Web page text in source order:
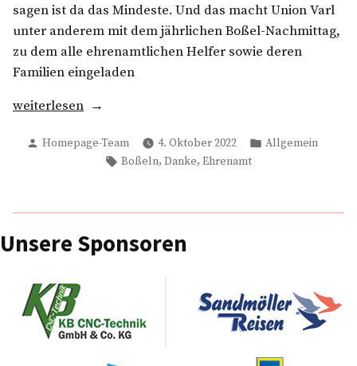
sagen ist da das Mindeste. Und das macht Union Varl
unter anderem mit dem jährlichen Boßel-Nachmittag,
zu dem alle ehrenamtlichen Helfer sowie deren
Familien eingeladen
„Boßel-
mit
weiterlesen
Verfasst
Homepage-Team 4. Oktober 2022
Veröffentlicht
Allgemein
Schlagwörter:
Boßeln, Danke, Ehrenamt
Unsere Sponsoren